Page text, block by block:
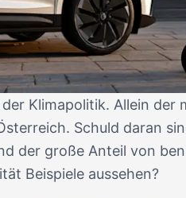
Klimapolitik. Allein der
Schuld daran
der große Anteil von
Beispiele aussehen?